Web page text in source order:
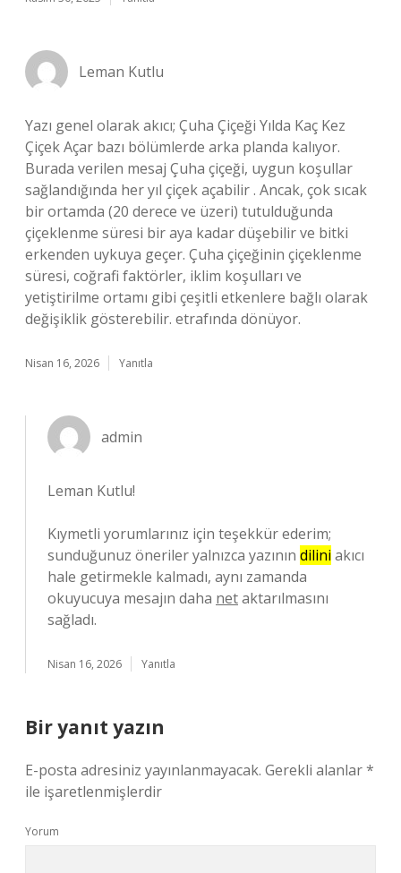
Leman Kutlu
Yazı genel olarak akıcı; Çuha Çiçeği Yılda Kaç Kez
Çiçek Açar bazı bölümlerde arka planda kalıyor.
Burada verilen mesaj Çuha çiçeği, uygun koşullar
sağlandığında her yıl çiçek açabilir . Ancak, çok sıcak
bir ortamda (20 derece ve üzeri) tutulduğunda
çiçeklenme süresi bir aya kadar düşebilir ve bitki
erkenden uykuya geçer. Çuha çiçeğinin çiçeklenme
süresi, coğrafi faktörler, iklim koşulları ve
yetiştirilme ortamı gibi çeşitli etkenlere bağlı olarak
değişiklik gösterebilir. etrafında dönüyor.
Nisan 16, 2026 Yanıtla
admin
Leman Kutlu!
Kıymetli yorumlarınız için teşekkür ederim;
sunduğunuz öneriler yalnızca yazının dilini akıcı
hale getirmekle kalmadı, aynı zamanda
okuyucuya mesajın daha netaktarılmasını
sağladı.
Nisan 16, 2026 Yanıtla
Bir yanıt yazın
E-posta adresiniz yayınlanmayacak. Gerekli alanlar*
ile işaretlenmişlerdir
Yorum